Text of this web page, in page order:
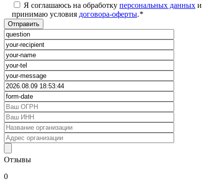
Я соглашаюсь на обработку персональных данных и
принимаю условия договора-оферты.*
Отзывы
0